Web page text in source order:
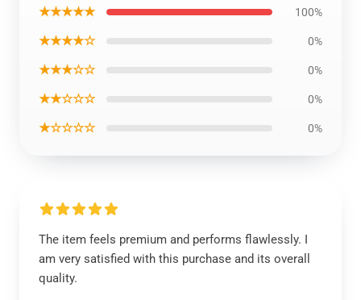
★★★★★ 100%
★★★★☆ 0%
★★★☆☆ 0%
★★☆☆☆ 0%
★☆☆☆☆ 0%
The item feels premium and performs flawlessly. I
am very satisfied with this purchase and its overall
quality.